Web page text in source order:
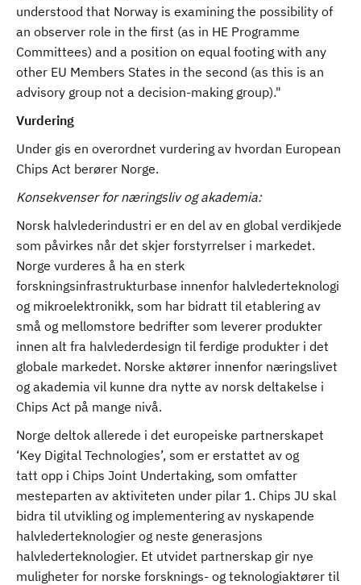
understood that Norway is examining the possibility of
an observer role in the first (as in HE Programme
Committees) and a position on equal footing with any
other EU Members States in the second (as this is an
advisory group not a decision-making group)."
Vurdering
Under gis en overordnet vurdering av hvordan European
Chips Act berører Norge.
Konsekvenser for næringsliv og akademia:
Norsk halvlederindustri er en del av en global verdikjede
som påvirkes når det skjer forstyrrelser i markedet.
Norge vurderes å ha en sterk
forskningsinfrastrukturbase innenfor halvlederteknologi
og mikroelektronikk, som har bidratt til etablering av
små og mellomstore bedrifter som leverer produkter
innen alt fra halvlederdesign til ferdige produkter i det
globale markedet. Norske aktører innenfor næringslivet
og akademia vil kunne dra nytte av norsk deltakelse i
Chips Act på mange nivå.
Norge deltok allerede i det europeiske partnerskapet
‘Key Digital Technologies’, som er erstattet av og
tatt opp i Chips Joint Undertaking, som omfatter
mesteparten av aktiviteten under pilar 1. Chips JU skal
bidra til utvikling og implementering av nyskapende
halvlederteknologier og neste generasjons
halvlederteknologier. Et utvidet partnerskap gir nye
muligheter for norske forsknings- og teknologiaktører til